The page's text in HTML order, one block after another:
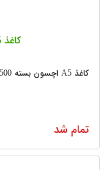
کاغذ A5 اچسون بسته 500 عددی
کاغذ A5 اچسون بسته 500 عددی HSOON
تمام شد